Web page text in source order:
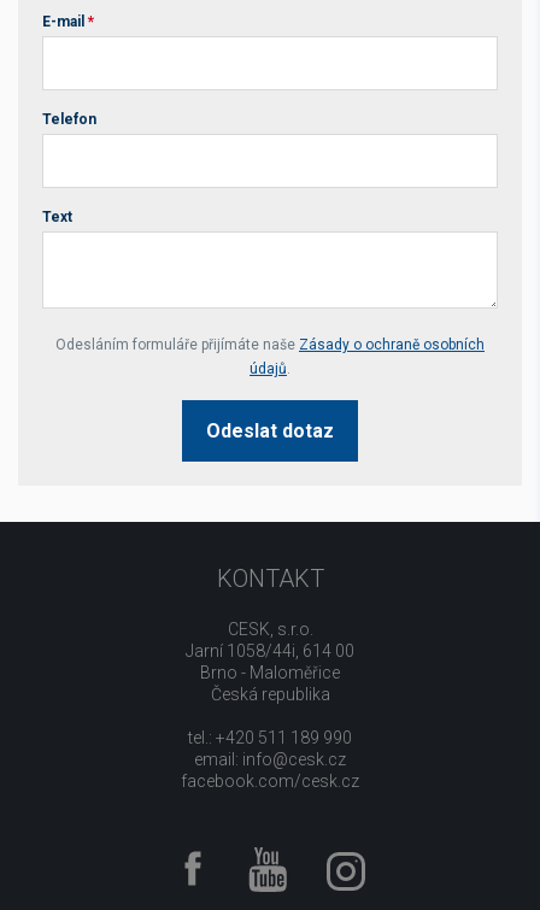
E-mail *
Telefon
Text
Your website *
Odesláním formuláře přijímáte naše Zásady o ochraně osobních
údajů.
Odeslat dotaz
KONTAKT
CESK, s.r.o.
Jarní 1058/44i, 614 00
Brno - Maloměřice
Česká republika
tel.: +420 511 189 990
email: info@cesk.cz
facebook.com/cesk.cz